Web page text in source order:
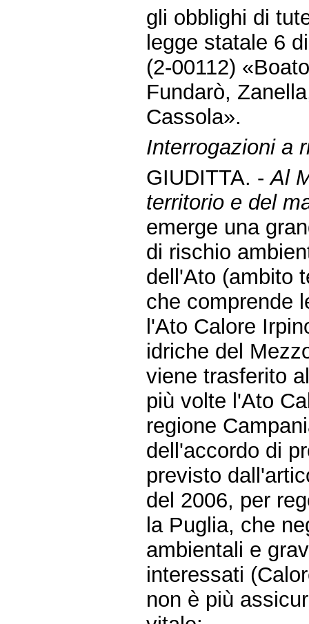
gli obblighi di
legge statale 6
(2-00112)
Fundarò,
Cassola».
Interrogazioni a
GIUDITTA. -Al
territorio e del
emerge una
di rischio
dell'Ato (ambito
che comprende
l'Ato Calore
idriche del
viene trasferito
più volte l'Ato
regione
dell'accordo di
previsto
del 2006, per
la Puglia, che
ambientali e
interessati
non è più